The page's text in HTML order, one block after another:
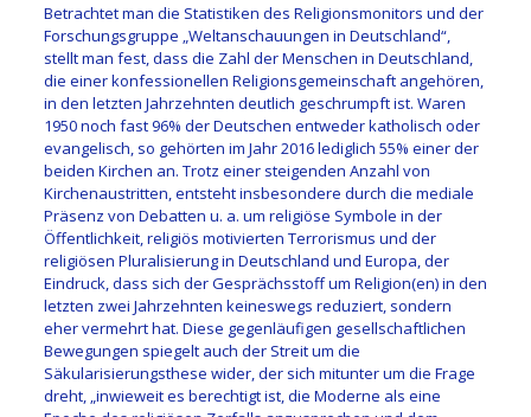
Betrachtet man die Statistiken des Religionsmonitors und der
Forschungsgruppe „Weltanschauungen in Deutschland“,
stellt man fest, dass die Zahl der Menschen in Deutschland,
die einer konfessionellen Religionsgemeinschaft angehören,
in den letzten Jahrzehnten deutlich geschrumpft ist. Waren
1950 noch fast 96% der Deutschen entweder katholisch oder
evangelisch, so gehörten im Jahr 2016 lediglich 55% einer der
beiden Kirchen an. Trotz einer steigenden Anzahl von
Kirchenaustritten, entsteht insbesondere durch die mediale
Präsenz von Debatten u. a. um religiöse Symbole in der
Öffentlichkeit, religiös motivierten Terrorismus und der
religiösen Pluralisierung in Deutschland und Europa, der
Eindruck, dass sich der Gesprächsstoff um Religion(en) in den
letzten zwei Jahrzehnten keineswegs reduziert, sondern
eher vermehrt hat. Diese gegenläufigen gesellschaftlichen
Bewegungen spiegelt auch der Streit um die
Säkularisierungsthese wider, der sich mitunter um die Frage
dreht, „inwieweit es berechtigt ist, die Moderne als eine